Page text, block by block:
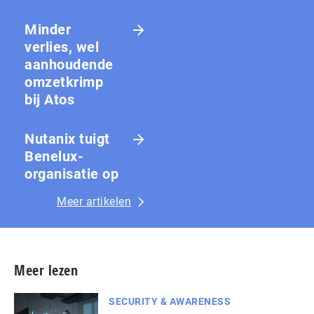
Minder
verlies, wel
aanhoudende
omzetkrimp
bij Atos
Nutanix tuigt
Benelux-
organisatie op
Meer artikelen
Meer lezen
SECURITY & AWARENESS